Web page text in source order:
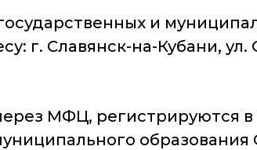
и
г. Славянск-на-Кубани, ул.
МФЦ, регистрируются в